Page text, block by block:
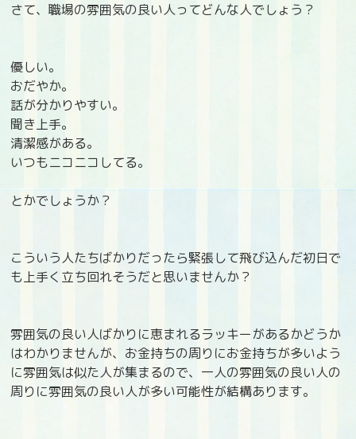
さて、職場の雰囲気の良い人ってどんな人でしょう？
優しい。
おだやか。
話が分かりやすい。
聞き上手。
清潔感がある。
いつもニコニコしてる。
とかでしょうか？
こういう人たちばかりだったら緊張して飛び込んだ初日で
も上手く立ち回れそうだと思いませんか？
雰囲気の良い人ばかりに恵まれるラッキーがあるかどうか
はわかりませんが、お金持ちの周りにお金持ちが多いよう
に雰囲気は似た人が集まるので、一人の雰囲気の良い人の
周りに雰囲気の良い人が多い可能性が結構あります。